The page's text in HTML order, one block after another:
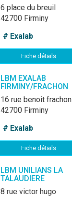
6 place du breuil
42700 Firminy
# Exalab
Fiche détails
LBM EXALAB
FIRMINY/FRACHON
16 rue benoit frachon
42700 Firminy
# Exalab
Fiche détails
LBM UNILIANS LA
TALAUDIERE
8 rue victor hugo